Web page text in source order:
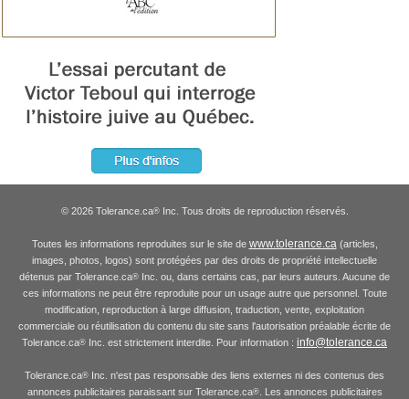
© 2026 Tolerance.ca®Inc. Tous droits de reproduction réservés.
Toutes les informations reproduites sur le site de www.tolerance.ca (articles,
images, photos, logos) sont protégées par des droits de propriété intellectuelle
détenus par Tolerance.ca® Inc. ou, dans certains cas, par leurs auteurs. Aucune de
ces informations ne peut être reproduite pour un usage autre que personnel. Toute
modification, reproduction à large diffusion, traduction, vente, exploitation
commerciale ou réutilisation du contenu du site sans l'autorisation préalable écrite de
Tolerance.ca® Inc. est strictement interdite. Pour information : info@tolerance.ca
Tolerance.ca® Inc. n'est pas responsable des liens externes ni des contenus des
annonces publicitaires paraissant sur Tolerance.ca®. Les annonces publicitaires